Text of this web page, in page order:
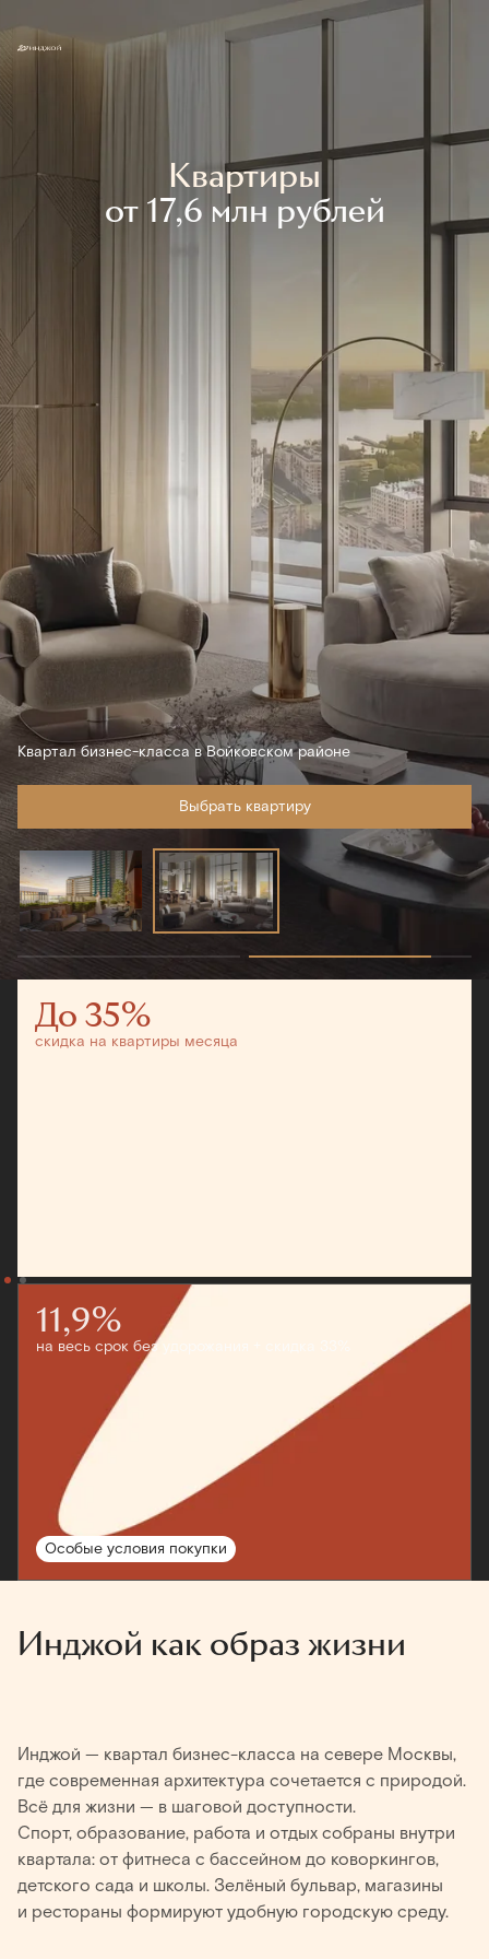
Квартиры
от 17,6 млн рублей
Квартал бизнес-класса в Войковском районе
Выбрать квартиру
Подробнее
До 35%
скидка на квартиры месяца
11,9%
на весь срок без удорожания + скидка 33%
Особые условия покупки
Инджой как образ жизни
Инджой — квартал бизнес-класса на севере Москвы,
где современная архитектура сочетается с природой.
Всё для жизни — в шаговой доступности.
Спорт, образование, работа и отдых собраны внутри
квартала: от фитнеса с бассейном до коворкингов,
детского сада и школы. Зелёный бульвар, магазины
и рестораны формируют удобную городскую среду.